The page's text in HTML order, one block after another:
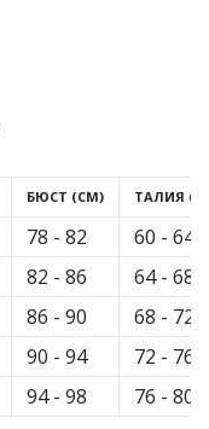
БЮСТ (CM)
78 - 82
82 - 86
86 - 90
90 - 94
94 - 98
ТАЛИЯ
60 - 64
64 - 68
68 - 72
72 - 76
76 - 80